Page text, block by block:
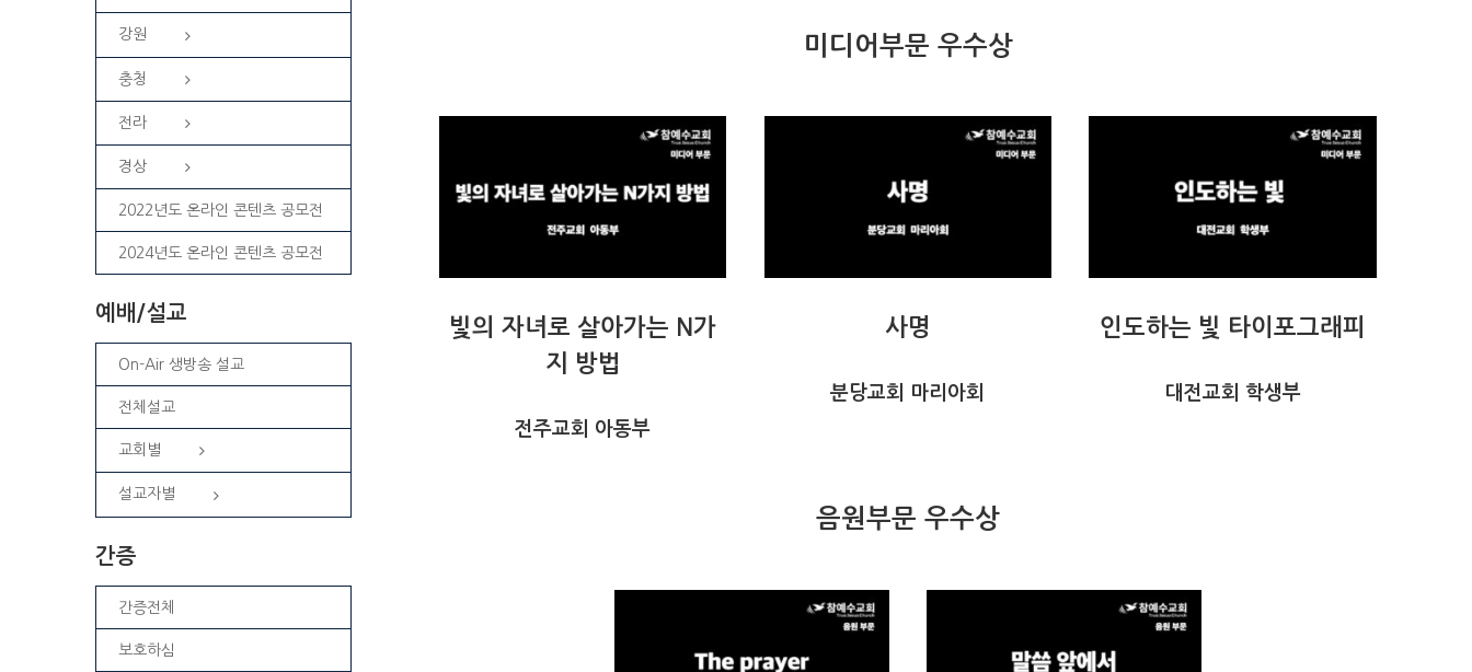
미디어부문 우수상
빛의 자녀로 살아가는 N가
지 방법
전주교회 아동부
사명
분당교회 마리아회
인도하는 빛 타이포그래피
대전교회 학생부
음원부문 우수상
강원
충청
전라
경상
2022년도 온라인 콘텐츠 공모전
2024년도 온라인 콘텐츠 공모전
예배/설교
On-Air 생방송 설교
전체설교
교회별
설교자별
간증
간증전체
보호하심